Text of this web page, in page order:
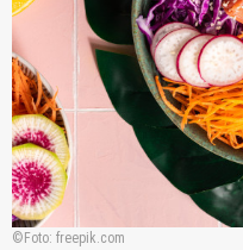
Foto: freepik.com